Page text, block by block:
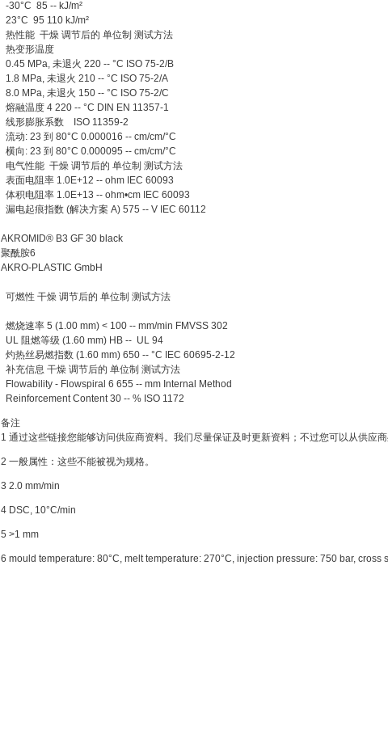
-30°C 85 -- kJ/m²
23°C 95 110 kJ/m²
热性能 干燥 调节后的 单位制 测试方法
热变形温度
0.45 MPa, 未退火 220 -- °C ISO 75-2/B
1.8 MPa, 未退火 210 -- °C ISO 75-2/A
8.0 MPa, 未退火 150 -- °C ISO 75-2/C
熔融温度 4 220 -- °C DIN EN 11357-1
线形膨胀系数 ISO 11359-2
流动: 23 到 80°C 0.000016 -- cm/cm/°C
横向: 23 到 80°C 0.000095 -- cm/cm/°C
电气性能 干燥 调节后的 单位制 测试方法
表面电阻率 1.0E+12 -- ohm IEC 60093
体积电阻率 1.0E+13 -- ohm•cm IEC 60093
漏电起痕指数 (解决方案 A) 575 -- V IEC 60112
AKROMID® B3 GF 30 black
聚酰胺6
AKRO-PLASTIC GmbH
可燃性 干燥 调节后的 单位制 测试方法
燃烧速率 5 (1.00 mm) < 100 -- mm/min FMVSS 302
UL 阻燃等级 (1.60 mm) HB -- UL 94
灼热丝易燃指数 (1.60 mm) 650 -- °C IEC 60695-2-12
补充信息 干燥 调节后的 单位制 测试方法
Flowability - Flowspiral 6 655 -- mm Internal Method
Reinforcement Content 30 -- % ISO 1172
备注
1 通过这些链接您能够访问供应商资料。我们尽量保证及时更新资料；不过您可以从供应商
2 一般属性：这些不能被视为规格。
3 2.0 mm/min
4 DSC, 10°C/min
5 >1 mm
6 mould temperature: 80°C, melt temperature: 270°C, injection pressure: 750 bar, cross